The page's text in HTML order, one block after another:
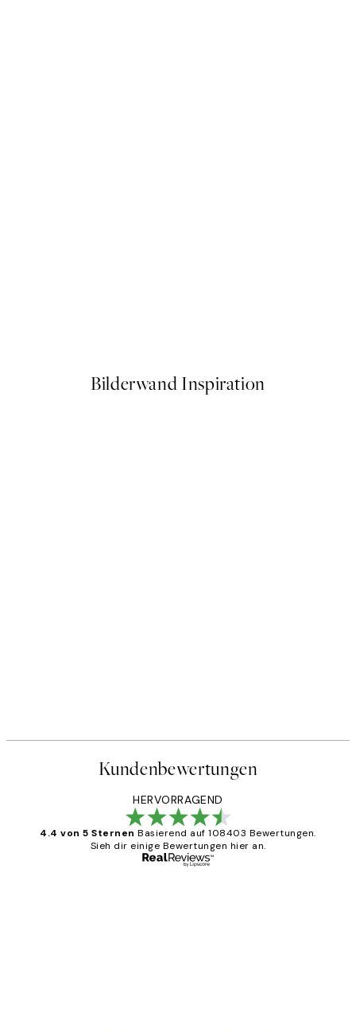
Bilderwand Inspiration
Kundenbewertungen
HERVORRAGEND
4.4 von 5 Sternen Basierend auf 108403 Bewertungen.
Sieh dir einige Bewertungen hier an.